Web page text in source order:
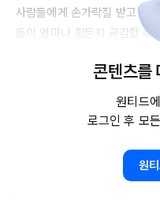
사람들에게 손가락질 받고 공
들이 얼마나 힘든지 공감할 수
뛰어난 작곡 실력과 재능이
삶의 여러 굴곡과 어려움이
중년이 된 그의 삶을 더 풍성
저 멀리 목표 앞에서 부족하
콘텐츠를
원티드
로그인 후 모
원